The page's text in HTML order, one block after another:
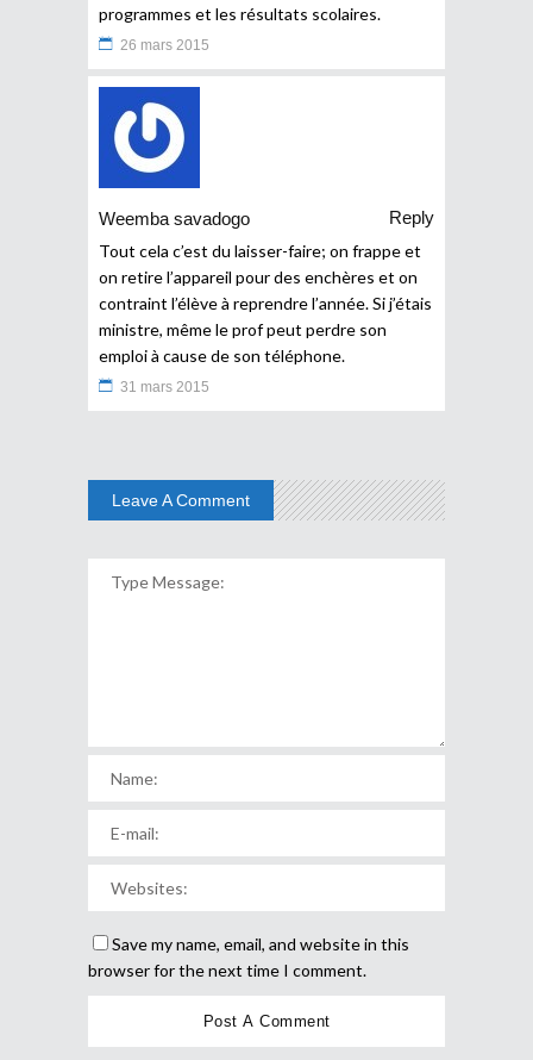
programmes et les résultats scolaires.
26 mars 2015
Weemba savadogo
Reply
Tout cela c’est du laisser-faire; on frappe et
on retire l’appareil pour des enchères et on
contraint l’élève à reprendre l’année. Si j’étais
ministre, même le prof peut perdre son
emploi à cause de son téléphone.
31 mars 2015
Leave A Comment
Save my name, email, and website in this
browser for the next time I comment.